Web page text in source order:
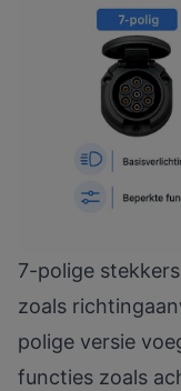
7-polige
zoals
polige versie
functies zoals